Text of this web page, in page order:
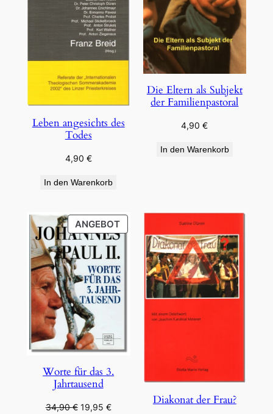
Leben angesichts des
Todes
4,90 €
In den Warenkorb
Die Eltern als Subjekt
der Familienpastoral
4,90€
In den Warenkorb
ANGEBOTPRODUKT
IM
ANGEBOT
Worte für das 3.
Jahrtausend
34,90€ Ursprünglicher
19,95 €Aktueller
Diakonat der Frau?